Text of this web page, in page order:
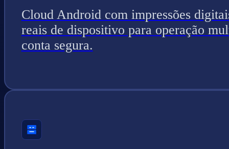
Cloud Android com impressões
reais de dispositivo para operação
conta segura.